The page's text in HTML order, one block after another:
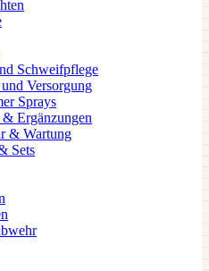
Schweifpflege
Versorgung
Sprays
Ergänzungen
& Wartung
Sets